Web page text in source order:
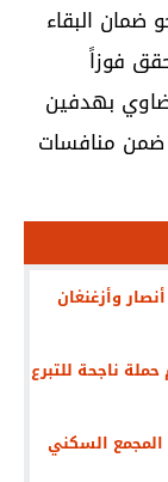
البقاء
فوزاً
بهدفين
ضمن منافسات
وأزغنغان
ناجحة للتبرع
السكني